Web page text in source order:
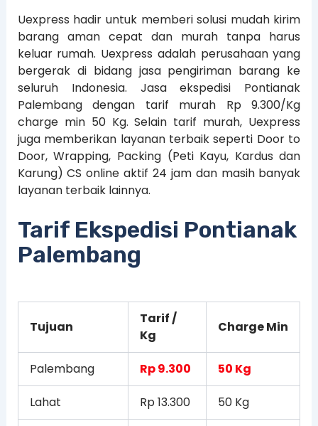
Uexpress hadir untuk memberi solusi mudah kirim
barang aman cepat dan murah tanpa harus
keluar rumah. Uexpress adalah perusahaan yang
bergerak di bidang jasa pengiriman barang ke
seluruh Indonesia. Jasa ekspedisi Pontianak
Palembang dengan tarif murah Rp 9.300/Kg
charge min 50 Kg. Selain tarif murah, Uexpress
juga memberikan layanan terbaik seperti Door to
Door, Wrapping, Packing (Peti Kayu, Kardus dan
Karung) CS online aktif 24 jam dan masih banyak
layanan terbaik lainnya.
Tarif Ekspedisi Pontianak
Palembang
Tujuan
Tarif /
Kg
Charge Min
Palembang Rp 9.300 50 Kg
Lahat Rp 13.300 50 Kg